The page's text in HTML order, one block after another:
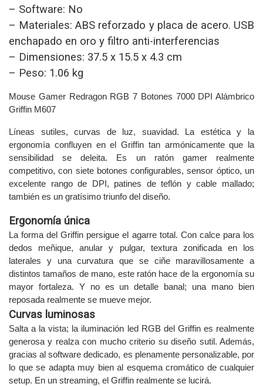
– Software: No
– Materiales: ABS reforzado y placa de acero. USB
enchapado en oro y filtro anti-interferencias
– Dimensiones: 37.5 x 15.5 x 4.3 cm
– Peso: 1.06 kg
Mouse Gamer Redragon RGB 7 Botones 7000 DPI Alámbrico
Griffin M607
Líneas sutiles, curvas de luz, suavidad. La estética y la
ergonomía confluyen en el Griffin tan armónicamente que la
sensibilidad se deleita. Es un ratón gamer realmente
competitivo, con siete botones configurables, sensor óptico, un
excelente rango de DPI, patines de teflón y cable mallado;
también es un gratísimo triunfo del diseño.
Ergonomía única
La forma del Griffin persigue el agarre total. Con calce para los
dedos meñique, anular y pulgar, textura zonificada en los
laterales y una curvatura que se ciñe maravillosamente a
distintos tamaños de mano, este ratón hace de la ergonomía su
mayor fortaleza. Y no es un detalle banal; una mano bien
reposada realmente se mueve mejor.
Curvas luminosas
Salta a la vista; la iluminación led RGB del Griffin es realmente
generosa y realza con mucho criterio su diseño sutil. Además,
gracias al software dedicado, es plenamente personalizable, por
lo que se adapta muy bien al esquema cromático de cualquier
setup. En un streaming, el Griffin realmente se lucirá.